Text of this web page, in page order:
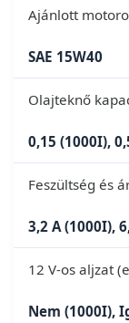
Ajánlott
SAE 15W40
Olajteknő
0,15 (1000I),
Feszültség és
3,2 A (1000I),
12 V-os aljzat
Nem (1000I),